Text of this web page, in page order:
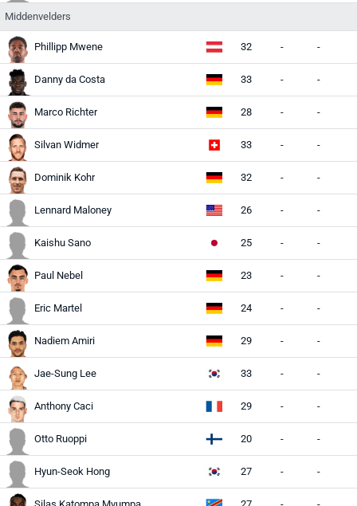
Middenvelders
Phillipp Mwene 32 - -
Danny da Costa 33 - -
Marco Richter 28 - -
Silvan Widmer 33 - -
Dominik Kohr 32 - -
Lennard Maloney 26 - -
Kaishu Sano 25 - -
Paul Nebel 23 - -
Eric Martel 24 - -
Nadiem Amiri 29 - -
Jae-Sung Lee 33 - -
Anthony Caci 29 - -
Otto Ruoppi 20 - -
Hyun-Seok Hong 27 - -